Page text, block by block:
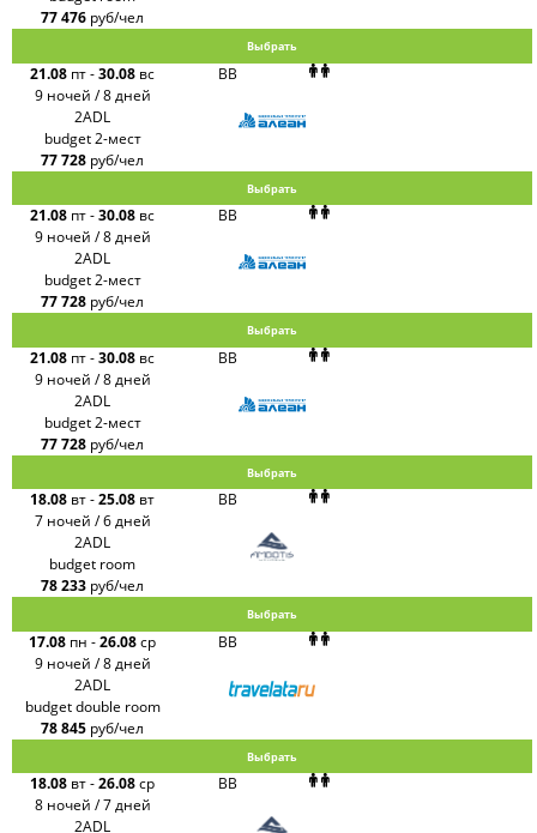
77 476 руб/чел
Выбрать
21.08 пт-30.08 вс
9 ночей / 8 дней
BB
2ADL
budget 2-мест
77 728 руб/чел
Выбрать
21.08 пт-30.08 вс
9 ночей / 8 дней
BB
2ADL
budget 2-мест
77 728 руб/чел
Выбрать
21.08 пт-30.08 вс
9 ночей / 8 дней
BB
2ADL
budget 2-мест
77 728 руб/чел
Выбрать
18.08 вт-25.08 вт
7 ночей / 6 дней
BB
2ADL
budget room
78 233 руб/чел
Выбрать
17.08 пн -26.08ср
9 ночей / 8 дней
BB
2ADL
budget double room
78 845 руб/чел
Выбрать
18.08 вт-26.08ср
8 ночей / 7 дней
BB
2ADL